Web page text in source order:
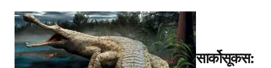
सार्कोसूकस: